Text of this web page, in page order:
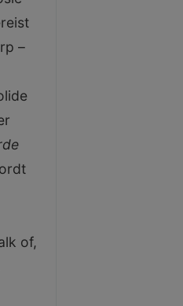
–
of,